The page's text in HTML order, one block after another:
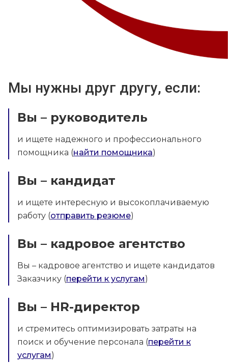
Мы нужны друг другу, если:
Вы – руководитель
и ищете надежного и профессионального
помощника (найти помощника)
Вы – кандидат
и ищете интересную и высокоплачиваемую
работу (отправить резюме)
Вы – кадровое агентство
Вы – кадровое агентство и ищете кандидатов
Заказчику (перейти к услугам)
Вы – HR-директор
и стремитесь оптимизировать затраты на
поиск и обучение персонала (перейти к
услугам)